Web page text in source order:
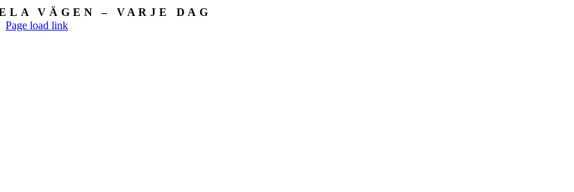
Facebook
X
LinkedIn
E-
post
VÄGEN – VARJE DAG
Page load link